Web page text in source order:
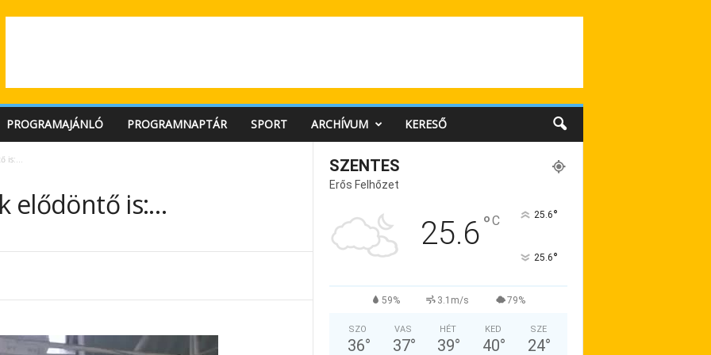
PROGRAMAJÁNLÓ PROGRAMNAPTÁR SPORT ARCHÍVUM KERESŐ
is:…
elődöntő is:…
SZENTES
Erős Felhőzet
25.6°C 25.6°
25.6°
59% 3.1m/s 79%
SZO
36°
VAS
37°
HÉT
39°
KED
40°
SZE
24°